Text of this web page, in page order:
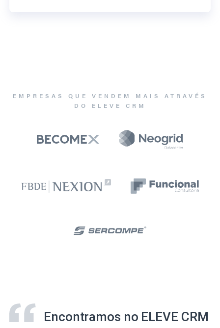
EMPRESAS QUE VENDEM MAIS ATRAVÉS
DO ELEVE CRM
Encontramos no ELEVE CRM